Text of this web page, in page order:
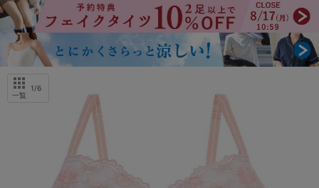
ナイトブラ ノンワイヤー 特盛ブラ
チューブトップ
折り畳み
パジャマ ストッキング
キャミソール
ルームウェア
カテゴリから探す
レッグウェア
一覧
1/6